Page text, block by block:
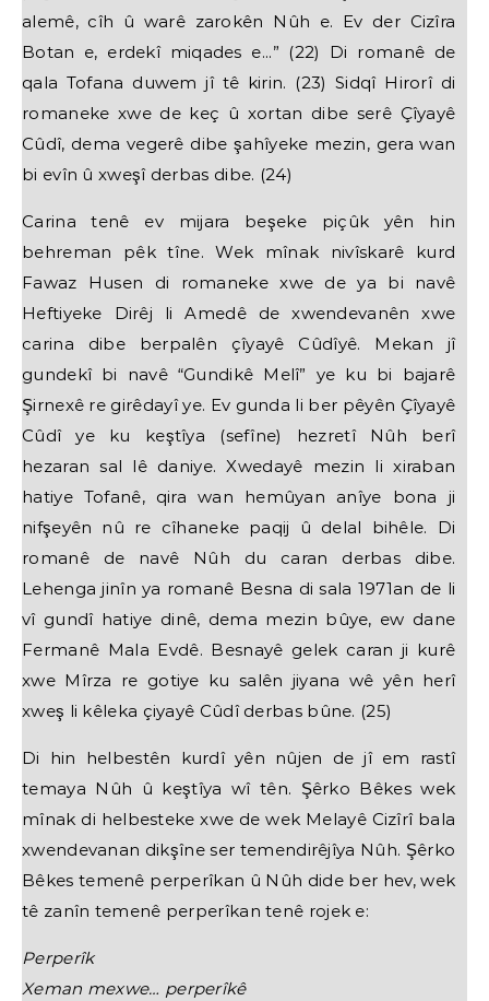
alemê, cîh û warê zarokên Nûh e. Ev der Cizîra
Botan e, erdekî miqades e...” (22) Di romanê de
qala Tofana duwem jî tê kirin. (23) Sidqî Hirorî di
romaneke xwe de keç û xortan dibe serê Çîyayê
Cûdî, dema vegerê dibe şahîyeke mezin, gera wan
bi evîn û xweşî derbas dibe. (24)
Carina tenê ev mijara beşeke piçûk yên hin
behreman pêk tîne. Wek mînak nivîskarê kurd
Fawaz Husen di romaneke xwe de ya bi navê
Heftiyeke Dirêj li Amedê de xwendevanên xwe
carina dibe berpalên çîyayê Cûdîyê. Mekan jî
gundekî bi navê “Gundikê Melî” ye ku bi bajarê
Şirnexê re girêdayî ye. Ev gunda li ber pêyên Çîyayê
Cûdî ye ku keştîya (sefîne) hezretî Nûh berî
hezaran sal lê daniye. Xwedayê mezin li xiraban
hatiye Tofanê, qira wan hemûyan anîye bona ji
nifşeyên nû re cîhaneke paqij û delal bihêle. Di
romanê de navê Nûh du caran derbas dibe.
Lehenga jinîn ya romanê Besna di sala 1971an de li
vî gundî hatiye dinê, dema mezin bûye, ew dane
Fermanê Mala Evdê. Besnayê gelek caran ji kurê
xwe Mîrza re gotiye ku salên jiyana wê yên herî
xweş li kêleka çiyayê Cûdî derbas bûne. (25)
Di hin helbestên kurdî yên nûjen de jî em rastî
temaya Nûh û keştîya wî tên. Şêrko Bêkes wek
mînak di helbesteke xwe de wek Melayê Cizîrî bala
xwendevanan dikşîne ser temendirêjîya Nûh. Şêrko
Bêkes temenê perperîkan û Nûh dide ber hev, wek
tê zanîn temenê perperîkan tenê rojek e:
Perperîk
Xeman mexwe… perperîkê